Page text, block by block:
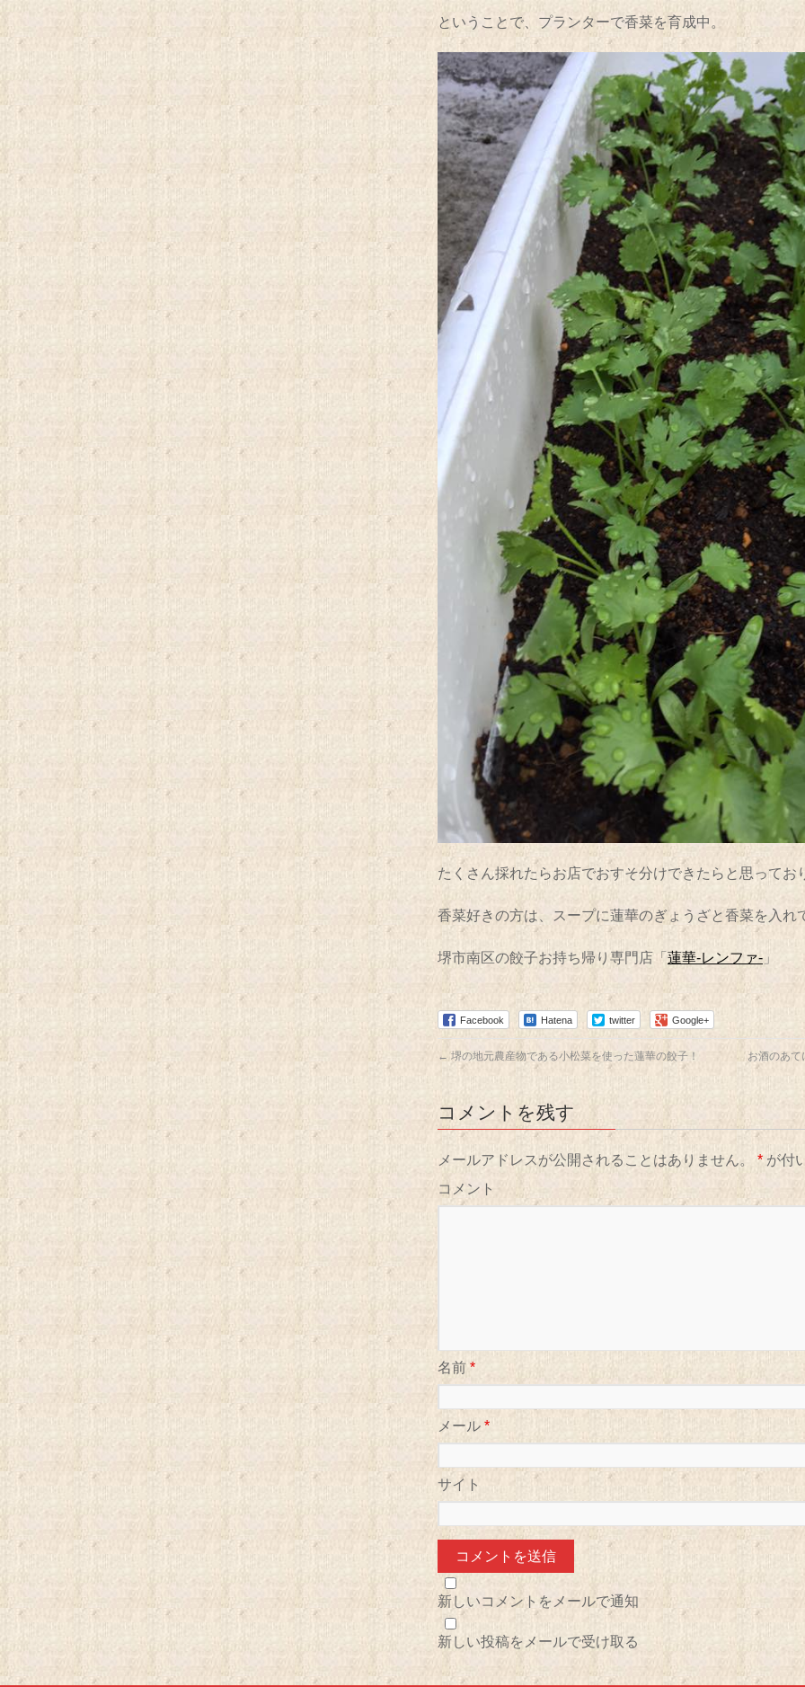
ということで、プランターで香菜を育成中。
たくさん採れたらお店でおすそ分けできたらと思ってお
香菜好きの方は、スープに蓮華のぎょうざと香菜を入れ
堺市南区の餃子お持ち帰り専門店「 蓮華-レンファ- 」
Facebook Hatena twitter Google+
← 堺の地元農産物である小松菜を使った蓮華の餃子！ お酒のあ
コメントを残す
メールアドレスが公開されることはありません。 * が付
コメント
名前 *
メール *
サイト
新しいコメントをメールで通知
新しい投稿をメールで受け取る